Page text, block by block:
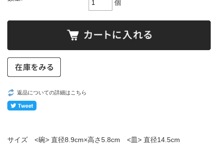
個
返品についての詳細はこちら
サイズ <碗> 直径8.9cm×高さ5.8cm <皿> 直径14.5cm